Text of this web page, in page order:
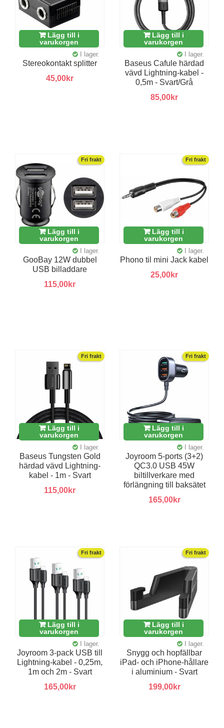
Lägg till i
varukorgen
I lager.
Stereokontakt splitter
45,00kr
Lägg till i
varukorgen
I lager.
Baseus Cafule härdad
vävd Lightning-kabel -
0,5m - Svart/Grå
85,00kr
Fri frakt
Lägg till i
varukorgen
I lager.
GooBay 12W dubbel
USB billaddare
115,00kr
Fri frakt
Lägg till i
varukorgen
I lager.
Phono til mini Jack kabel
25,00kr
Fri frakt
Lägg till i
varukorgen
I lager.
Baseus Tungsten Gold
härdad vävd Lightning-
kabel - 1m - Svart
115,00kr
Fri frakt
Lägg till i
varukorgen
I lager.
Joyroom 5-ports (3+2)
QC3.0 USB 45W
biltillverkare med
förlängning till baksätet
165,00kr
Fri frakt
Lägg till i
varukorgen
I lager.
Joyroom 3-pack USB till
Lightning-kabel - 0,25m,
1m och 2m - Svart
165,00kr
Fri frakt
Lägg till i
varukorgen
I lager.
Snygg och hopfällbar
iPad- och iPhone-hållare
i aluminium - Svart
199,00kr